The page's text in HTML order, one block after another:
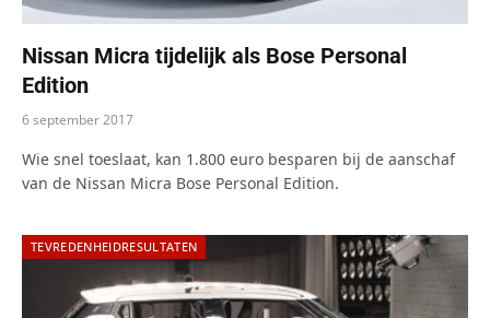
Nissan Micra tijdelijk als Bose Personal
Edition
6 september 2017
Wie snel toeslaat, kan 1.800 euro besparen bij de aanschaf
van de Nissan Micra Bose Personal Edition.
TEVREDENHEIDRESULTATEN